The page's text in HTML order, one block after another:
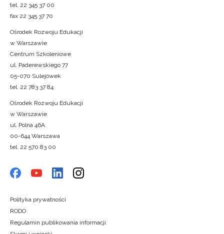
tel. 22 345 37 00
fax 22 345 37 70
Ośrodek Rozwoju Edukacji
w Warszawie
Centrum Szkoleniowe
ul. Paderewskiego 77
05-070 Sulejówek
tel. 22 783 37 84
Ośrodek Rozwoju Edukacji
w Warszawie
ul. Polna 46A
00-644 Warszawa
tel. 22 570 83 00
Polityka prywatności
RODO
Regulamin publikowania informacji